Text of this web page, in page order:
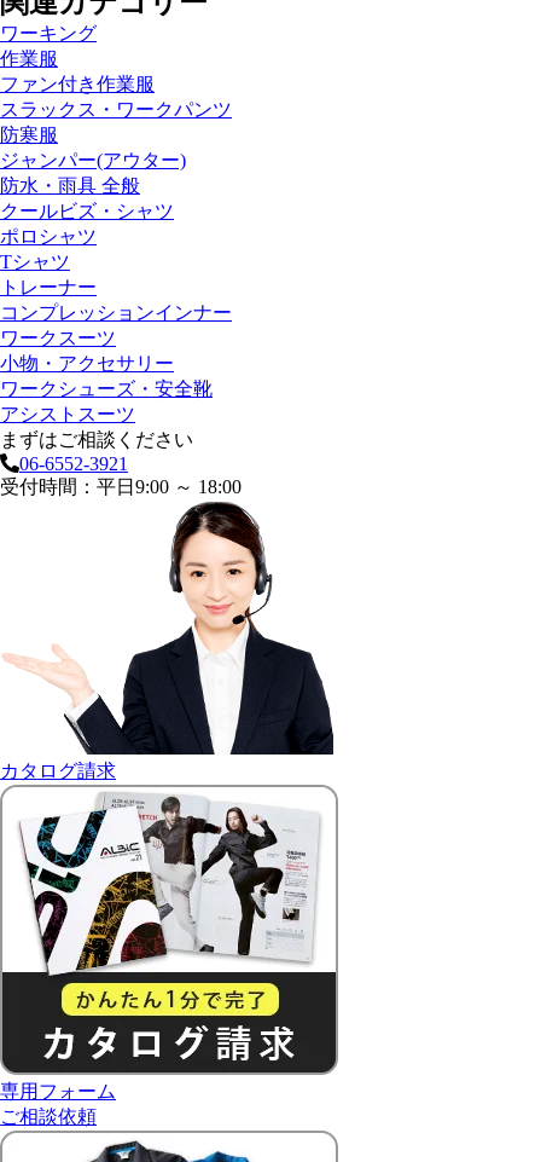
ワーキング
作業服
ファン付き作業服
スラックス・ワークパンツ
防寒服
ジャンパー(アウター)
防水・雨具 全般
クールビズ・シャツ
ポロシャツ
Tシャツ
トレーナー
コンプレッションインナー
ワークスーツ
小物・アクセサリー
ワークシューズ・安全靴
アシストスーツ
まずはご相談ください
06-6552-3921
受付時間：平日9:00 ～ 18:00
カタログ請求
専用フォーム
ご相談依頼